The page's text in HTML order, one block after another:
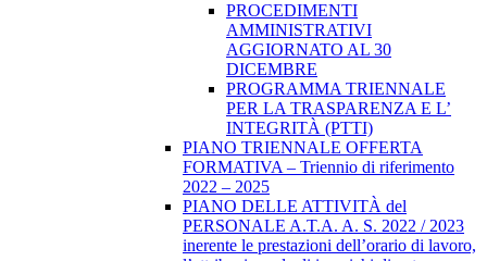
PROCEDIMENTI
AMMINISTRATIVI
AGGIORNATO AL 30
DICEMBRE
PROGRAMMA TRIENNALE
PER LA TRASPARENZA E L’
INTEGRITÀ (PTTI)
PIANO TRIENNALE OFFERTA
FORMATIVA – Triennio di riferimento
2022 – 2025
PIANO DELLE ATTIVITÀ del
PERSONALE A.T.A. A. S. 2022 / 2023
inerente le prestazioni dell’orario di lavoro,